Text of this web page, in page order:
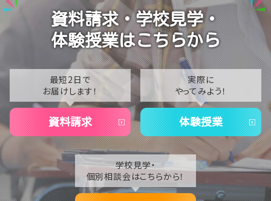
【名護市にある通信制高校】スマホから離れてリフレッ
シュ！ものづくり体験
【名護市にある通信制高校】夏季休業（夏期休校）期間
のお知らせ🎐
2024
2023
2021
2020
資料請求・学校見学・
体験授業はこちらから
最短2日で
お届けします！
資料請求
実際に
やってみよう！
体験授業
学校見学・
個別相談会はこちらから！